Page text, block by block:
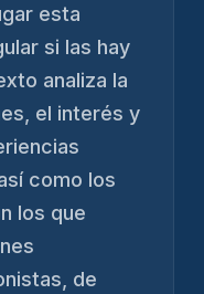
esta
si las hay
analiza la
el interés y
como los
los que
de